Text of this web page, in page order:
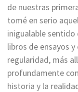
de nuestras
tomé en serio
inigualable sentido
libros de ensayos
regularidad, más
profundamente
historia y la